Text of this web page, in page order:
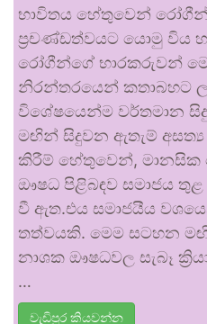
භාවිතය හේතුවෙන්
ප්‍රචණ්ඩත්වයට යොමු විය
රෝගීන්ගේ භාරකරුවන්
නිරන්තරයෙන් කතාබහට
විශේෂයෙන්ම වර්තමාන
මඟින් සිදුවන ඇතැම් අසත්‍ය
කිරීම් හේතුවෙන්, මානසික
ඖෂධ පිළිබඳව සමාජය
වී ඇත.එය සමාජයීය
තත්වයකි. මෙම සටහන
නාශක ඖෂධවල සැබෑ
…
වැඩිපුර කියවන්න